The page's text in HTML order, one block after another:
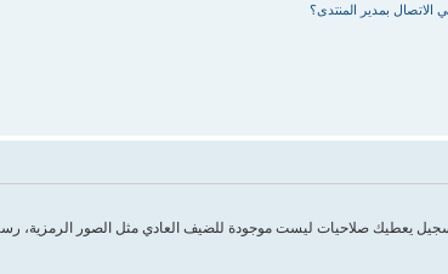
الاتصال بمدير المنتدى؟
يعطيك صلاحيات ليست موجودة للضيف العادي مثل الصور الرمزية،